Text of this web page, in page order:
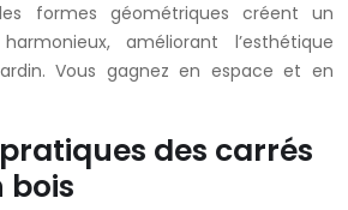
formes géométriques créent un
améliorant l’esthétique
Vous gagnez en espace et en
des carrés
bois